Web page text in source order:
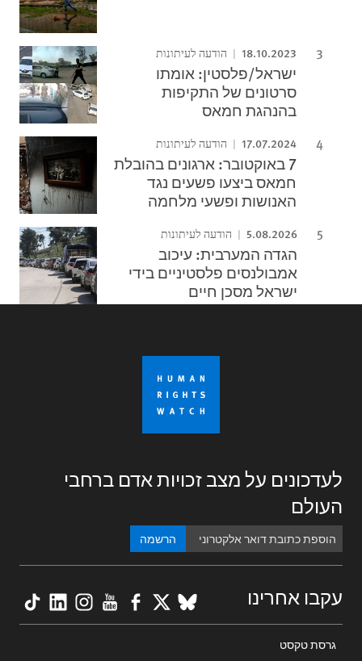
18.10.2023 הודעה לעיתונות
ישראל/פלסטין: אומתו
סרטונים של התקיפות
בהנהגת חמאס
17.07.2024 הודעה לעיתונות
7 באוקטובר: ארגונים בהובלת
חמאס ביצעו פשעים נגד
האנושות ופשעי מלחמה
5.08.2026 הודעה לעיתונות
הגדה המערבית: עיכוב
אמבולנסים פלסטיניים בידי
ישראל מסכן חיים
לעדכונים על מצב זכויות אדם ברחבי
העולם
הרשמה
עקבו אחרינו BlueSky
X
Facebook
YouTube
menu
גרסת טקסט